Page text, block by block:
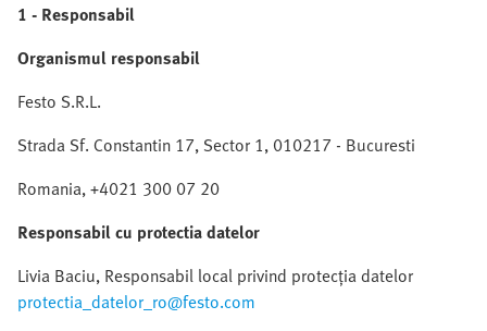
1 - Responsabil
Organismul responsabil
Festo S.R.L.
Strada Sf. Constantin 17, Sector 1, 010217 - Bucuresti
Romania, +4021 300 07 20
Responsabil cu protectia datelor
Livia Baciu, Responsabil local privind protecția datelor
protectia_datelor_ro@festo.com